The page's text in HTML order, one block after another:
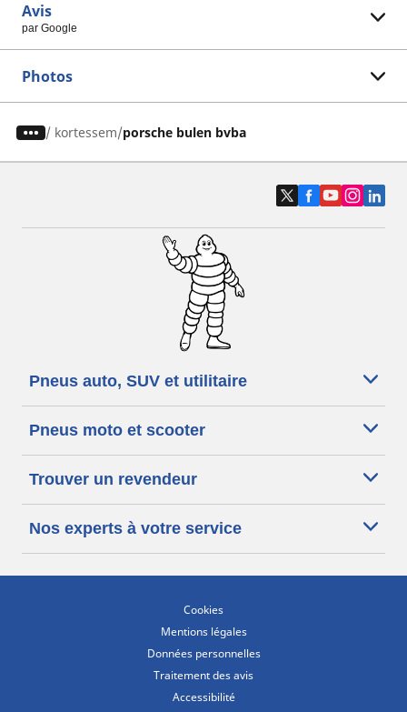
Avis
par Google
Photos
/ kortessem porsche bulen bvba
Pneus auto, SUV et utilitaire
Pneus moto et scooter
Trouver un revendeur
Nos experts à votre service
Cookies
Mentions légales
Données personnelles
Traitement des avis
Accessibilité